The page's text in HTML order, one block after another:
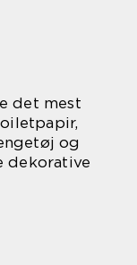
det mest
og
dekorative